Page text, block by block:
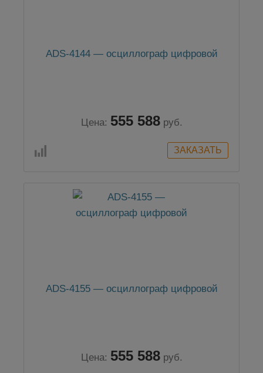
ADS-4144 — осциллограф цифровой
Цена: 555 588 руб.
ADS-4155 — осциллограф цифровой
Цена: 555 588 руб.